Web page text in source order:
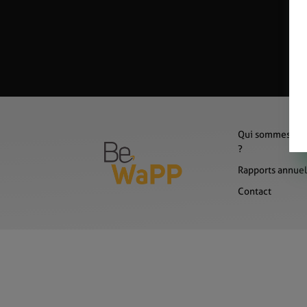
Qui sommes-
?
Rapports
Contact